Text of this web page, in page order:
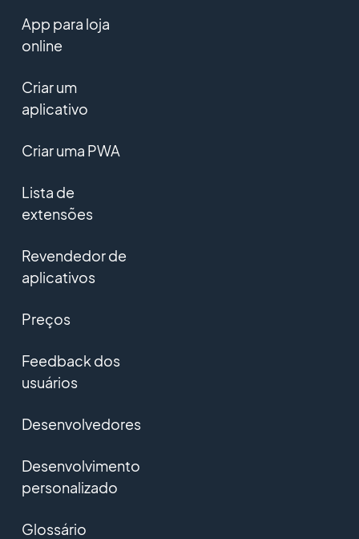
App para loja
online
Criar um
aplicativo
Criar uma PWA
Lista de
extensões
Revendedor de
aplicativos
Preços
Feedback dos
usuários
Desenvolvedores
Desenvolvimento
personalizado
Glossário